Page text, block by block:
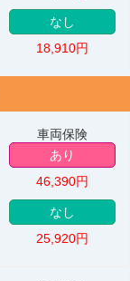
なし
18,910円
車両保険
あり
46,390円
なし
25,920円